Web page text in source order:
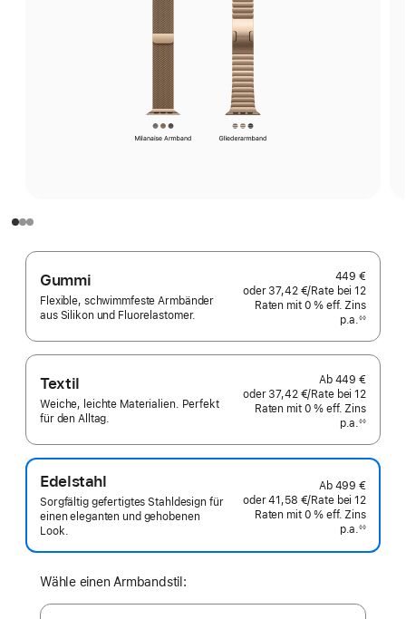
Gummi
Flexible, schwimmfeste Armbänder
aus Silikon und Fluorelastomer.
449 €
oder 37,42 €/Rate pro
Rate
bei 12
Raten Raten
mit 0 % eff. Zins
p.a.eff.
Zins p.a.
◊◊
Textil
Weiche, leichte Materialien. Perfekt
für den Alltag.
Ab 449 €
oder 37,42 €/Rate pro
Rate
bei 12
Raten Raten
mit 0 % eff. Zins
p.a.eff.
Zins p.a.
◊◊
Edelstahl
Sorgfältig gefertigtes Stahldesign für
einen eleganten und gehobenen
Look.
Ab 499 €
oder41,58 €/Rate pro
Rate
bei 12
Raten Raten
mit 0 % eff. Zins
p.a.eff.
Zins p.a.
◊◊
Wähle einen Armbandstil: